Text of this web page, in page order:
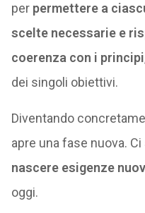
per permettere a
scelte necessarie e
coerenza con i principi
dei singoli obiettivi.
Diventando
apre una fase nuova.
nascere esigenze
oggi.